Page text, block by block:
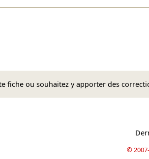
fiche ou souhaitez y apporter des
©